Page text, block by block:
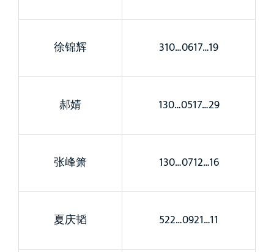
徐锦辉 310…0617…19
郝婧 130…0517…29
张峰箫 130…0712…16
夏庆韬 522…0921…11